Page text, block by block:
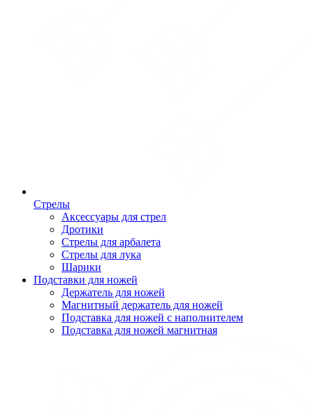
Стрелы
Аксессуары для стрел
Дротики
Стрелы для арбалета
Стрелы для лука
Шарики
Подставки для ножей
Держатель для ножей
Магнитный держатель для ножей
Подставка для ножей с наполнителем
Подставка для ножей магнитная